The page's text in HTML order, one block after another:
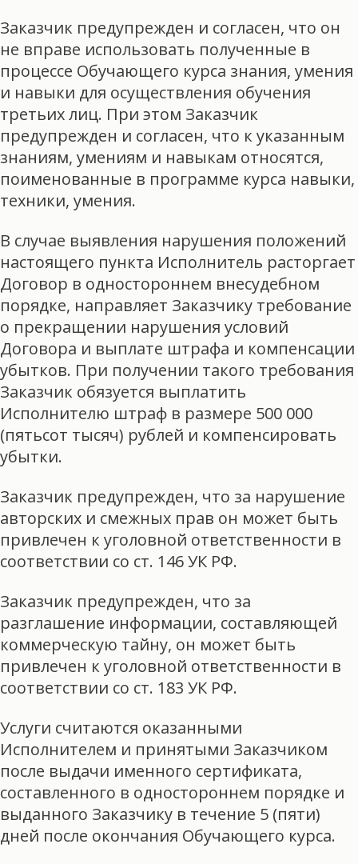
Заказчик предупрежден и согласен, что он
не вправе использовать полученные в
процессе Обучающего курса знания, умения
и навыки для осуществления обучения
третьих лиц. При этом Заказчик
предупрежден и согласен, что к указанным
знаниям, умениям и навыкам относятся,
поименованные в программе курса навыки,
техники, умения.
В случае выявления нарушения положений
настоящего пункта Исполнитель расторгает
Договор в одностороннем внесудебном
порядке, направляет Заказчику требование
о прекращении нарушения условий
Договора и выплате штрафа и компенсации
убытков. При получении такого требования
Заказчик обязуется выплатить
Исполнителю штраф в размере 500 000
(пятьсот тысяч) рублей и компенсировать
убытки.
Заказчик предупрежден, что за нарушение
авторских и смежных прав он может быть
привлечен к уголовной ответственности в
соответствии со ст. 146 УК РФ.
Заказчик предупрежден, что за
разглашение информации, составляющей
коммерческую тайну, он может быть
привлечен к уголовной ответственности в
соответствии со ст. 183 УК РФ.
Услуги считаются оказанными
Исполнителем и принятыми Заказчиком
после выдачи именного сертификата,
составленного в одностороннем порядке и
выданного Заказчику в течение 5 (пяти)
дней после окончания Обучающего курса.